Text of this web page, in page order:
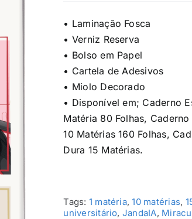
• Laminação Fosca
• Verniz Reserva
• Bolso em Papel
• Cartela de Adesivos
• Miolo Decorado
• Disponível em; Caderno
Matéria 80 Folhas,
10 Matérias 160 Folhas,
Dura 15 Matérias.
Tags: 1 matéria,10 matérias,
universitário, JandaIA,